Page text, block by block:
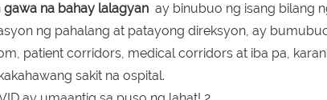
gawa na bahay lalagyan ay binubuo ng isang bilang
ng pahalang at patayong direksyon, ay
patient corridors, medical corridors at iba pa,
sakit na ospital.